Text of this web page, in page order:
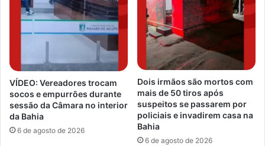
VÍDEO: Vereadores trocam
socos e empurrões durante
sessão da Câmara no interior
da Bahia
6 de agosto de 2026
Dois irmãos são mortos com
mais de 50 tiros após
suspeitos se passarem por
policiais e invadirem casa na
Bahia
6 de agosto de 2026